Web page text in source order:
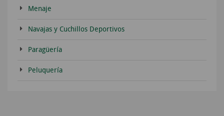
Menaje
Navajas y Cuchillos Deportivos
Paragüería
Peluquería